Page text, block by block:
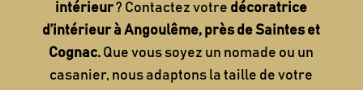
intérieur? Contactez votre décoratrice
d’intérieur à Angoulême, près de Saintes et
Cognac. Que vous soyez un nomade ou un
casanier, nous adaptons la taille de votre